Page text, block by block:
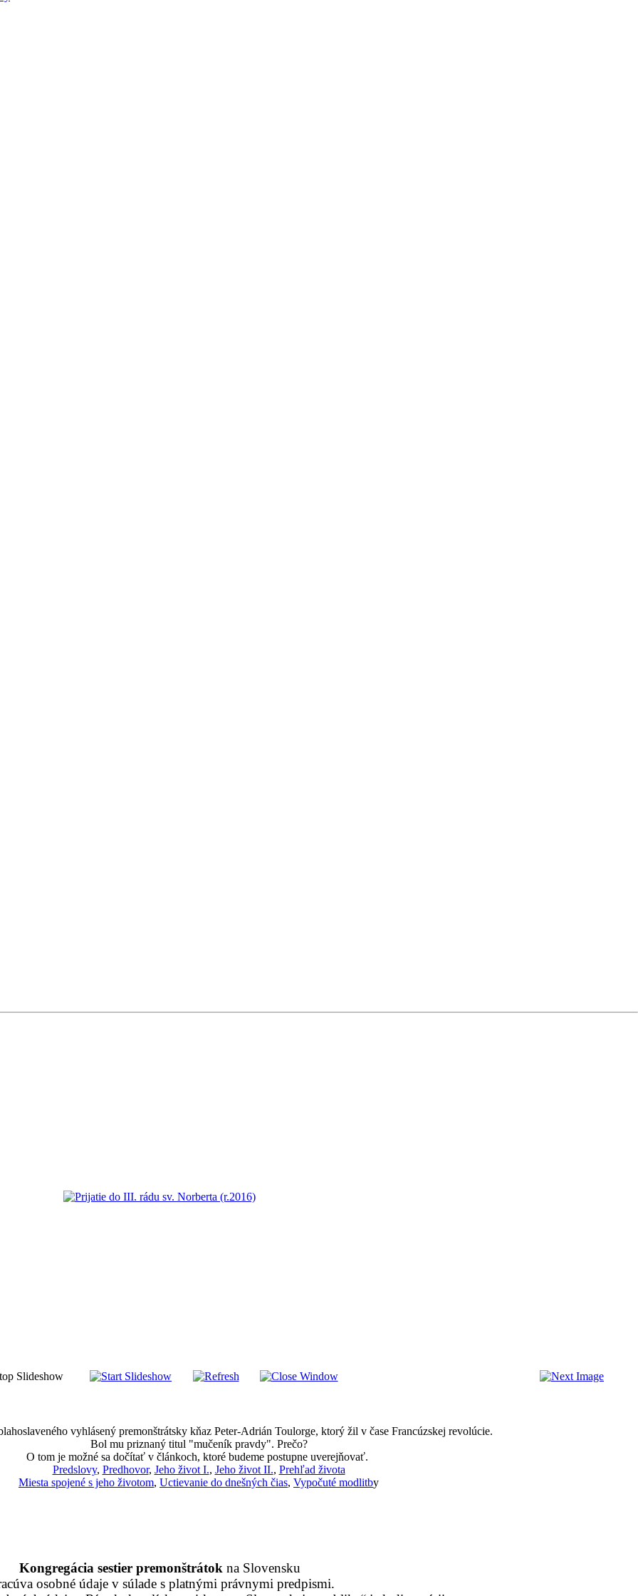
vyhlásený premonštrátsky kňaz Peter-Adrián Toulorge, ktorý žil v čase Francúzskej revolúcie.
Bol mu priznaný titul "mučeník pravdy". Prečo?
O tom je možné sa dočítať v článkoch, ktoré budeme postupne uverejňovať.
Predslovy, Predhovor, Jeho život I., Jeho život II., Prehľad života
Miesta spojené s jeho životom, Uctievanie do dnešných čias, Vypočuté modlitby
Kongregácia sestier premonštrátok na Slovensku
osobné údaje v súlade s platnými právnymi predpismi.